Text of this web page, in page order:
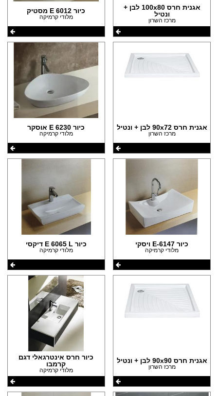
(4)
(2)
אגנית חרס 100x80 לבן +
ונטיל
מרכז השרון
כיור E 6012 מסטיק
מלודי קרמיקה
אגנית חרס 90x72 לבן + ונטיל
מרכז השרון
כיור E 6230 אוסקר
מלודי קרמיקה
כיור E-6147 ויסקי
מלודי קרמיקה
כיור E 6065 L דיקסי
מלודי קרמיקה
אגנית חרס 90x90 לבן + ונטיל
מרכז השרון
כיור חרס אינטרגאלי דגם
קרמבו
מלודי קרמיקה
הצהרת נגישות